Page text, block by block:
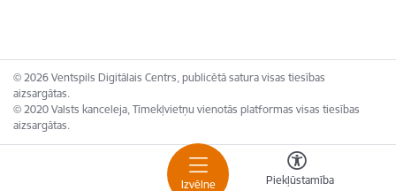
Izvēlne Piekļūstamība
© 2026 Ventspils Digitālais Centrs, publicētā satura visas tiesības
aizsargātas.
© 2020 Valsts kanceleja, Tīmekļvietņu vienotās platformas visas tiesības
aizsargātas.